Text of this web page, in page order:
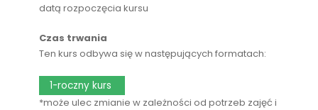
datą rozpoczęcia kursu
Czas trwania
Ten kurs odbywa się w następujących formatach:
1-roczny kurs
*może ulec zmianie w zależności od potrzeb zajęć i